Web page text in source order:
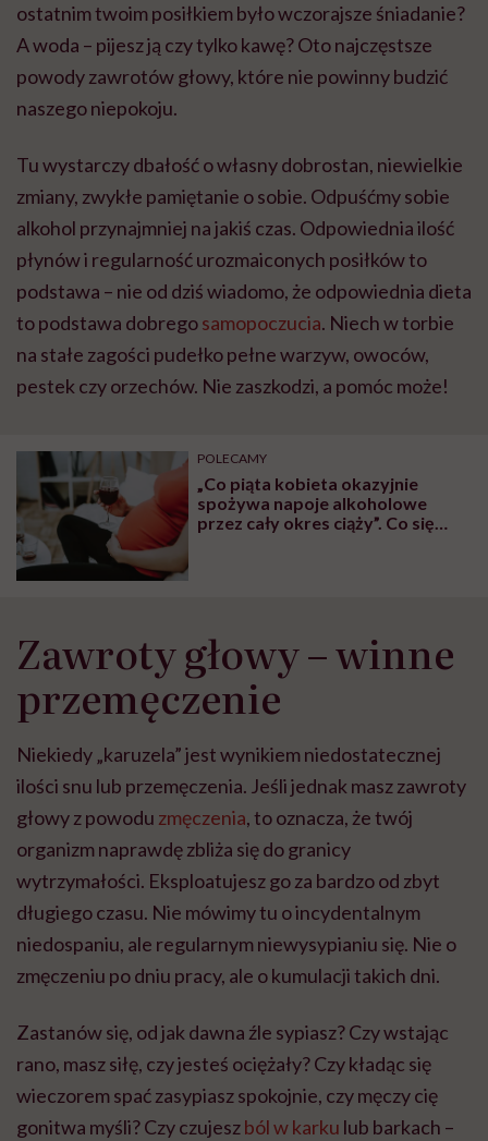
ostatnim twoim posiłkiem było wczorajsze śniadanie?
A woda – pijesz ją czy tylko kawę? Oto najczęstsze
powody zawrotów głowy, które nie powinny budzić
naszego niepokoju.
Tu wystarczy dbałość o własny dobrostan, niewielkie
zmiany, zwykłe pamiętanie o sobie. Odpuśćmy sobie
alkohol przynajmniej na jakiś czas. Odpowiednia ilość
płynów i regularność urozmaiconych posiłków to
podstawa – nie od dziś wiadomo, że odpowiednia dieta
to podstawa dobregosamopoczucia. Niech w torbie
na stałe zagości pudełko pełne warzyw, owoców,
pestek czy orzechów. Nie zaszkodzi, a pomóc może!
POLECAMY
„Co piąta kobieta okazyjnie
spożywa napoje alkoholowe
przez cały okres ciąży”. Co się
Zawroty głowy – winne
przemęczenie
Niekiedy „karuzela” jest wynikiem niedostatecznej
ilości snu lub przemęczenia. Jeśli jednak masz zawroty
głowy z powodu zmęczenia, to oznacza, że twój
organizm naprawdę zbliża się do granicy
wytrzymałości. Eksploatujesz go za bardzo od zbyt
długiego czasu. Nie mówimy tu o incydentalnym
niedospaniu, ale regularnym niewysypianiu się. Nie o
zmęczeniu po dniu pracy, ale o kumulacji takich dni.
Zastanów się, od jak dawna źle sypiasz? Czy wstając
rano, masz siłę, czy jesteś ociężały? Czy kładąc się
wieczorem spać zasypiasz spokojnie, czy męczy cię
gonitwa myśli? Czy czujeszból w karku lub barkach –